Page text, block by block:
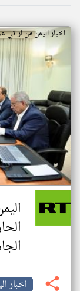
اخبار اليمن من ار تي
اخبار